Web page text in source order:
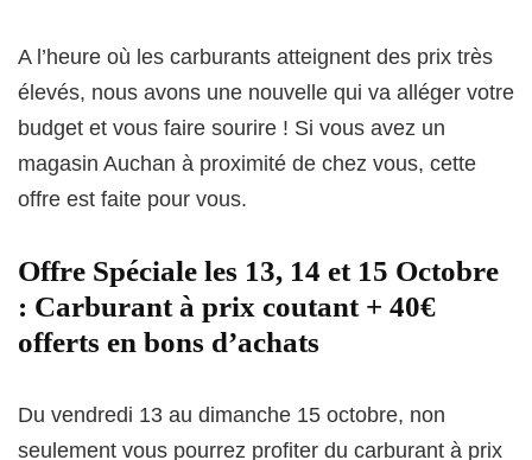
A l’heure où les carburants atteignent des prix très
élevés, nous avons une nouvelle qui va alléger votre
budget et vous faire sourire ! Si vous avez un
magasin Auchan à proximité de chez vous, cette
offre est faite pour vous.
Offre Spéciale les 13, 14 et 15 Octobre
: Carburant à prix coutant + 40€
offerts en bons d’achats
Du vendredi 13 au dimanche 15 octobre, non
seulement vous pourrez profiter du carburant à prix